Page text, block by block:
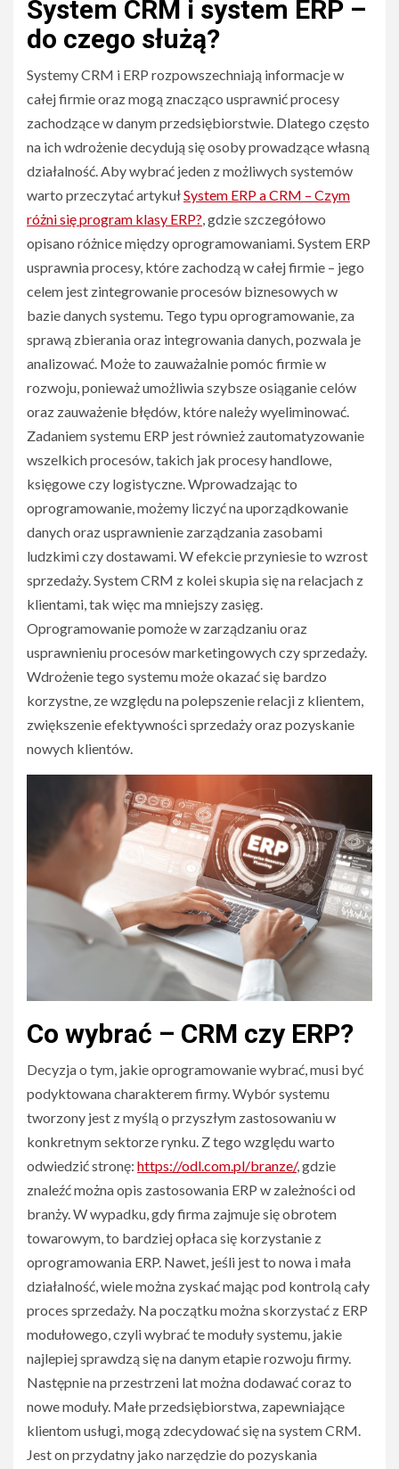
System CRM i system ERP –
do czego służą?
Systemy CRM i ERP rozpowszechniają informacje w
całej firmie oraz mogą znacząco usprawnić procesy
zachodzące w danym przedsiębiorstwie. Dlatego często
na ich wdrożenie decydują się osoby prowadzące własną
działalność. Aby wybrać jeden z możliwych systemów
warto przeczytać artykułSystem ERP a CRM – Czym
różni się program klasy ERP? , gdzie szczegółowo
opisano różnice między oprogramowaniami. System ERP
usprawnia procesy, które zachodzą w całej firmie – jego
celem jest zintegrowanie procesów biznesowych w
bazie danych systemu. Tego typu oprogramowanie, za
sprawą zbierania oraz integrowania danych, pozwala je
analizować. Może to zauważalnie pomóc firmie w
rozwoju, ponieważ umożliwia szybsze osiąganie celów
oraz zauważenie błędów, które należy wyeliminować.
Zadaniem systemu ERP jest również zautomatyzowanie
wszelkich procesów, takich jak procesy handlowe,
księgowe czy logistyczne. Wprowadzając to
oprogramowanie, możemy liczyć na uporządkowanie
danych oraz usprawnienie zarządzania zasobami
ludzkimi czy dostawami. W efekcie przyniesie to wzrost
sprzedaży. System CRM z kolei skupia się na relacjach z
klientami, tak więc ma mniejszy zasięg.
Oprogramowanie pomoże w zarządzaniu oraz
usprawnieniu procesów marketingowych czy sprzedaży.
Wdrożenie tego systemu może okazać się bardzo
korzystne, ze względu na polepszenie relacji z klientem,
zwiększenie efektywności sprzedaży oraz pozyskanie
nowych klientów.
Co wybrać – CRM czy ERP?
Decyzja o tym, jakie oprogramowanie wybrać, musi być
podyktowana charakterem firmy. Wybór systemu
tworzony jest z myślą o przyszłym zastosowaniu w
konkretnym sektorze rynku. Z tego względu warto
odwiedzić stronę: https://odl.com.pl/branze/, gdzie
znaleźć można opis zastosowania ERP w zależności od
branży. W wypadku, gdy firma zajmuje się obrotem
towarowym, to bardziej opłaca się korzystanie z
oprogramowania ERP. Nawet, jeśli jest to nowa i mała
działalność, wiele można zyskać mając pod kontrolą cały
proces sprzedaży. Na początku można skorzystać z ERP
modułowego, czyli wybrać te moduły systemu, jakie
najlepiej sprawdzą się na danym etapie rozwoju firmy.
Następnie na przestrzeni lat można dodawać coraz to
nowe moduły. Małe przedsiębiorstwa, zapewniające
klientom usługi, mogą zdecydować się na system CRM.
Jest on przydatny jako narzędzie do pozyskania